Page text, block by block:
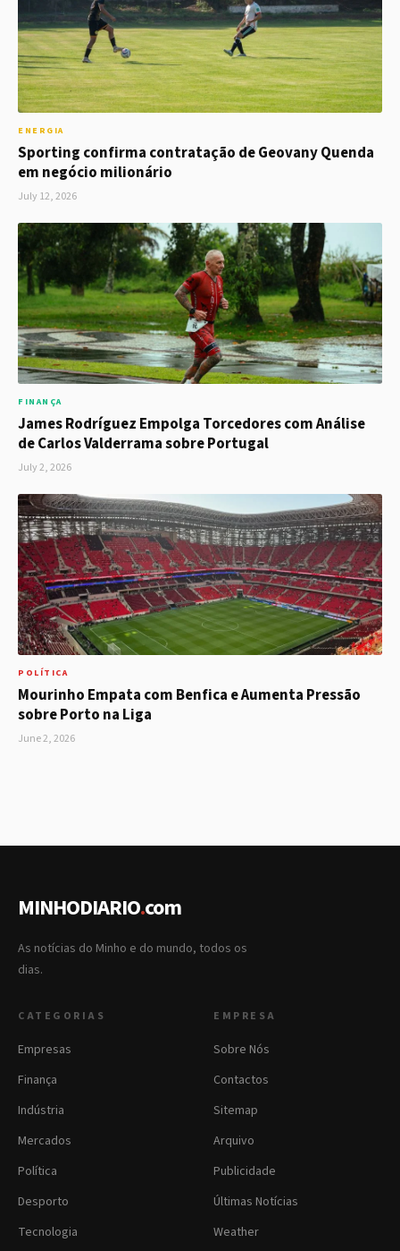
ENERGIA
Sporting confirma contratação de Geovany Quenda
em negócio milionário
July 12, 2026
FINANÇA
James Rodríguez Empolga Torcedores com Análise
de Carlos Valderrama sobre Portugal
July 2, 2026
POLÍTICA
Mourinho Empata com Benfica e Aumenta Pressão
sobre Porto na Liga
June 2, 2026
MINHODIARIO.com
As notícias do Minho e do mundo, todos os
dias.
CATEGORIAS
Empresas
Finança
Indústria
Mercados
Política
Desporto
Tecnologia
EMPRESA
Sobre Nós
Contactos
Sitemap
Arquivo
Publicidade
Últimas Notícias
Weather